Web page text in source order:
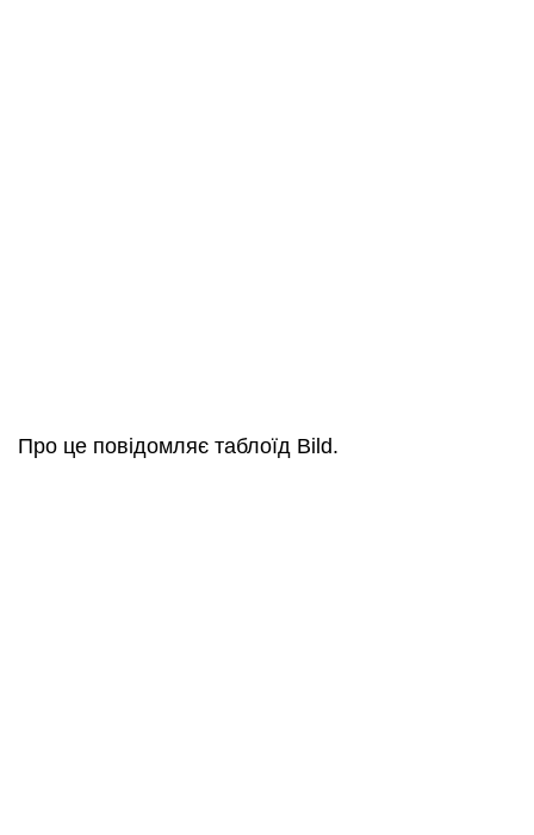
Про це повідомляє таблоїд Bild.